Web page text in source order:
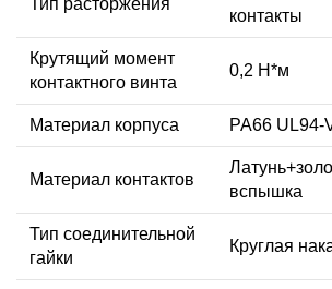
контакты
Крутящий момент
контактного винта
0,2 Н*м
Материал корпуса PA66 UL94-
Материал контактов
вспышка
Тип соединительной
гайки
Круглая